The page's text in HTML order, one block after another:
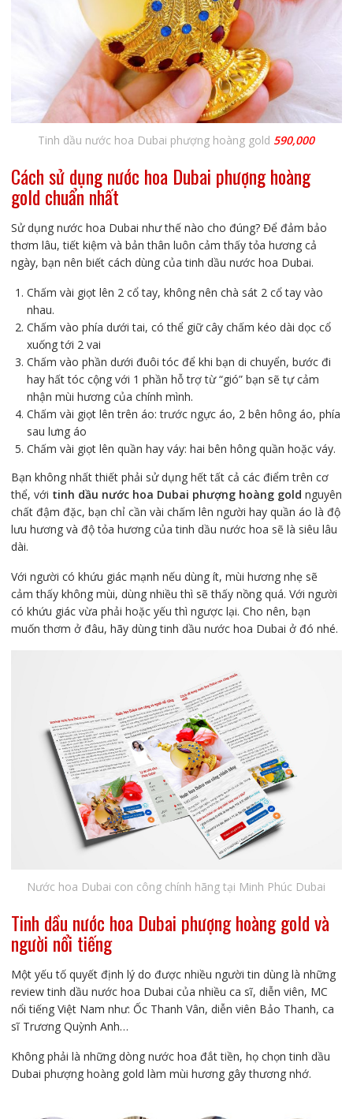
Tinh dầu nước hoa Dubai phượng hoàng gold 590,000
Cách sử dụng nước hoa Dubai phượng hoàng
gold chuẩn nhất
Sử dụng nước hoa Dubai như thế nào cho đúng? Để đảm bảo
thơm lâu, tiết kiệm và bản thân luôn cảm thấy tỏa hương cả
ngày, bạn nên biết cách dùng của tinh dầu nước hoa Dubai.
Chấm vài giọt lên 2 cổ tay, không nên chà sát 2 cổ tay vào
nhau.
Chấm vào phía dưới tai, có thể giữ cây chấm kéo dài dọc cổ
xuống tới 2 vai
Chấm vào phần dưới đuôi tóc để khi bạn di chuyển, bước đi
hay hất tóc cộng với 1 phần hỗ trợ từ “gió” bạn sẽ tự cảm
nhận mùi hương của chính mình.
Chấm vài giọt lên trên áo: trước ngực áo, 2 bên hông áo, phía
sau lưng áo
Chấm vài giọt lên quần hay váy: hai bên hông quần hoặc váy.
Bạn không nhất thiết phải sử dụng hết tất cả các điểm trên cơ
thể, với tinh dầu nước hoa Dubai phượng hoàng gold nguyên
chất đậm đặc, bạn chỉ cần vài chấm lên người hay quần áo là độ
lưu hương và độ tỏa hương của tinh dầu nước hoa sẽ là siêu lâu
dài.
Với người có khứu giác mạnh nếu dùng ít, mùi hương nhẹ sẽ
cảm thấy không mùi, dùng nhiều thì sẽ thấy nồng quá. Với người
có khứu giác vừa phải hoặc yếu thì ngược lại. Cho nên, bạn
muốn thơm ở đâu, hãy dùng tinh dầu nước hoa Dubai ở đó nhé.
Nước hoa Dubai con công chính hãng tại Minh Phúc Dubai
Tinh dầu nước hoa Dubai phượng hoàng gold và
người nổi tiếng
Một yếu tố quyết định lý do được nhiều người tin dùng là những
review tinh dầu nước hoa Dubai của nhiều ca sĩ, diễn viên, MC
nổi tiếng Việt Nam như: Ốc Thanh Vân, diễn viên Bảo Thanh, ca
sĩ Trương Quỳnh Anh…
Không phải là những dòng nước hoa đắt tiền, họ chọn tinh dầu
Dubai phượng hoàng gold làm mùi hương gây thương nhớ.